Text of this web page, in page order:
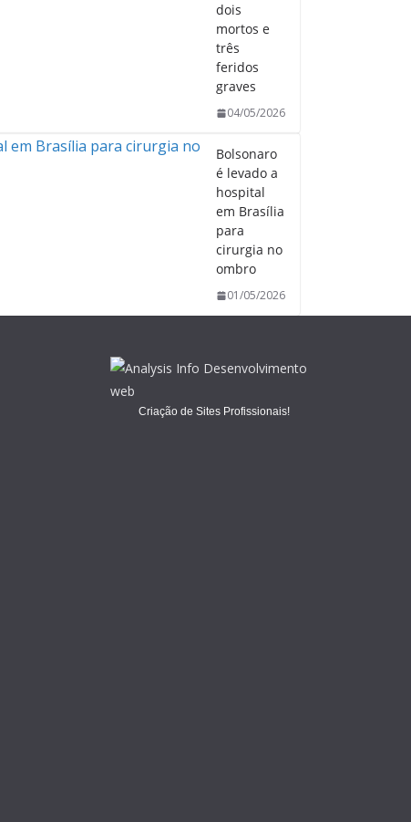
dois
mortos e
três
feridos
graves
04/05/2026
Bolsonaro
é levado a
hospital
em Brasília
para
cirurgia no
ombro
01/05/2026
Criação de Sites Profissionais!